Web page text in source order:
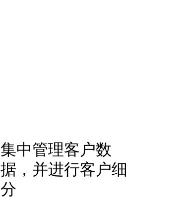
集中管理客户数
据，并进行客户细
分